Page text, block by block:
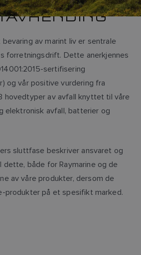
av marint liv er sentrale
forretningsdrift. Dette anerkjennes
sertifisering
og vår positive vurdering fra
hovedtyper av avfall knyttet til våre
elektronisk avfall, batterier og
sluttfase beskriver ansvaret og
både for Raymarine og de
av våre produkter, dersom de
produkter på et spesifikt marked.